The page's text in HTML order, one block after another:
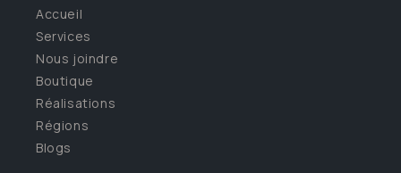
Accueil
Services
Nous joindre
Boutique
Réalisations
Régions
Blogs